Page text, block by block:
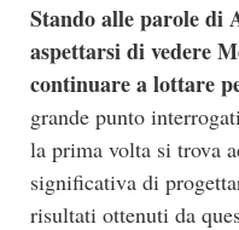
Stando alle parole di
aspettarsi di vedere
continuare a lottare
grande punto
la prima volta si trova
significativa di
risultati ottenuti da